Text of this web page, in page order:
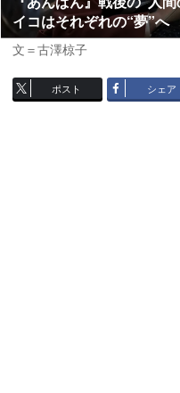
イコはそれぞれの“夢”へ
文＝古澤椋子
ポスト シェア